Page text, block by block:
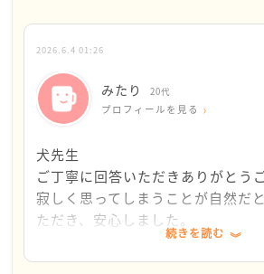
みたりさんが感じている、見返りが
まうという感情は、決して浅はかな
実際の行動が伴っていない矛盾に寂
は、自然なことです。みたりさんが
を割いてくれる、「あたりまえ」の
す。
この先どんな風に彼女と関わってい
ますよね。
例えば「距離を置く」という事は縁
だけではありません。彼女といきな
2026.6.4 01:26
みたり 20代
プロフィールを見る
犬先生
ご丁寧に回答いただきありがとう
寂しく思ってしまうことが自然だ
ただき、安心しました。
いただいたお言葉で、視野が広が
少しズレがある、という言葉に確
続きを読む